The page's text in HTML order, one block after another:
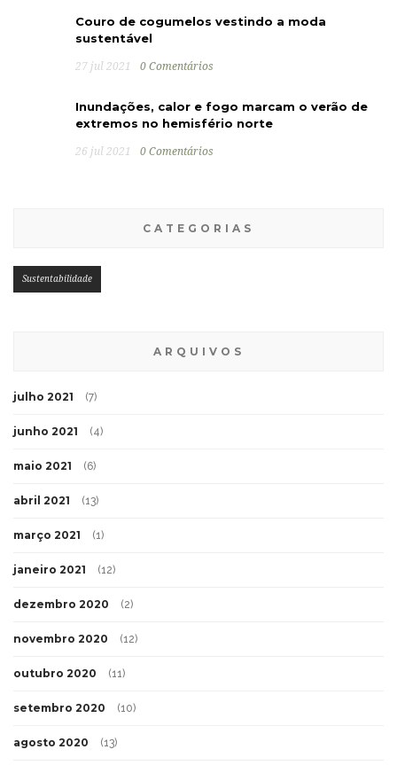
Couro de cogumelos vestindo a moda
sustentável
27 jul 2021 0 Comentários
Inundações, calor e fogo marcam o verão de
extremos no hemisfério norte
26 jul 2021 0 Comentários
CATEGORIAS
Sustentabilidade
ARQUIVOS
julho 2021 (7)
junho 2021 (4)
maio 2021 (6)
abril 2021 (13)
março 2021 (1)
janeiro 2021 (12)
dezembro 2020 (2)
novembro 2020 (12)
outubro 2020 (11)
setembro 2020 (10)
agosto 2020 (13)